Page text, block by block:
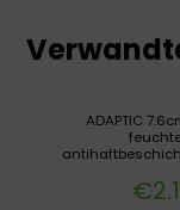
ADAPTIC
€